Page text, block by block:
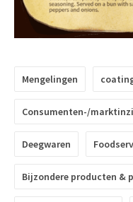
Mengelingen
Consumenten-/
Deegwaren
Bijzondere producten &